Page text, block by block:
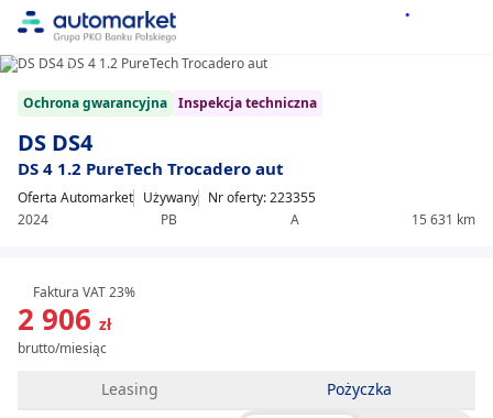
1/12
Ochrona gwarancyjna Inspekcja techniczna
DS DS4
DS 4 1.2 PureTech Trocadero aut
Oferta Automarket Używany
2024
PB A 15 631 km
Nr oferty: 223355
2 906 zł
brutto/miesiąc
Faktura VAT 23%
Leasing
Pożyczka